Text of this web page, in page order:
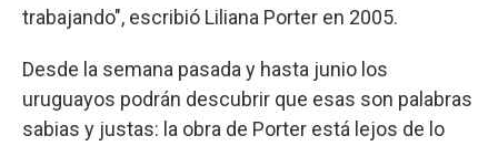
trabajando", escribió Liliana Porter en 2005.
Desde la semana pasada y hasta junio los
uruguayos podrán descubrir que esas son palabras
sabias y justas: la obra de Porter está lejos de lo